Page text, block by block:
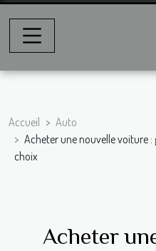
Accueil
Auto
Acheter une nouvelle voiture
choix
Acheter